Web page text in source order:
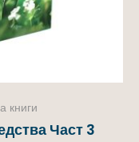
книги
Част 3